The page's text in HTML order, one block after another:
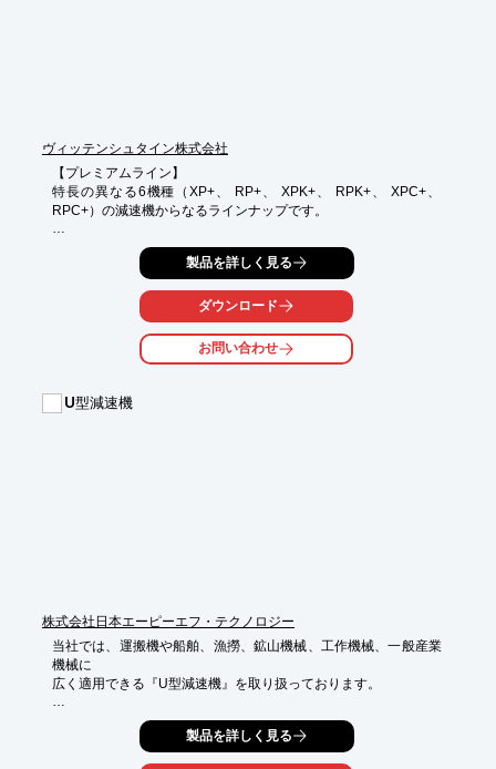
ヴィッテンシュタイン株式会社
【プレミアムライン】
特長の異なる6機種（XP+、 RP+、 XPK+、 RPK+、 XPC+、
RPC+）の減速機からなるラインナップです。
・高精度の位置決め
・コンパクトなデザイン
・取り付けが容易
・最上のエンジニアリングとエキスパートによるコンサルティン
【アドバンスドライン】
高度な1～5 arcminで動作し、高精度でオールラウンダーなシリ
製品の特長
・高い出力密度
・高水準の回転数、トルク、位置決め精度
・低い運転時騒音
・幅広く多様な種類とシステム
・幅広い経験と高い安全性
製品を詳しく見る
ダウンロード
お問い合わせ
U型減速機
株式会社日本エーピーエフ・テクノロジー
当社では、運搬機や船舶、漁撈、鉱山機械、工作機械、一般産業
機械に
広く適用できる『U型減速機』を取り扱っております。
長年の製作実績があり、小型で軽量であることが特長です。
また、入出力軸は同一軸線となっております。
製品を詳しく見る